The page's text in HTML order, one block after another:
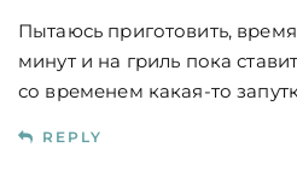
Пытаюсь приготовить,
минут и на гриль пока
со временем какая-то
REPLY